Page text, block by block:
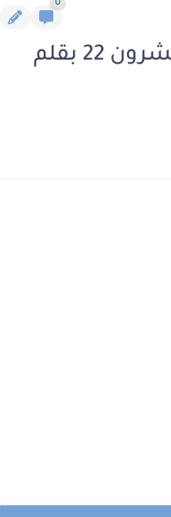
0
رواية نفق الجحيم الجزء الثاني الفصل الثاني والعشرون 22 بقلم